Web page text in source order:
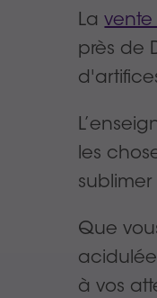
Lavente
près de
les
sublimer
Que
à vos